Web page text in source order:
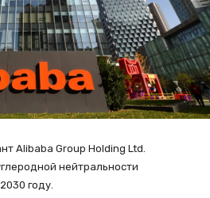
Alibaba Group Holding Ltd.
нейтральности
году.